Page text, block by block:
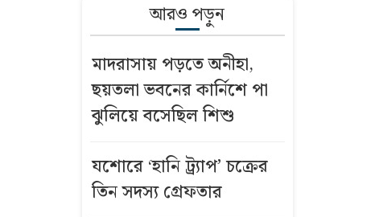
এসএসি ফল
খারাপ? যেসব
সন্দেহ হলে খাতা
চ্যালেঞ্জ করা
উচিত
মাদরাসায় পড়তে
অনীহা, ছয়তলা
ভবনের কার্নিশে
আরও পড়ুন
মাদরাসায় পড়তে অনীহা,
ছয়তলা ভবনের কার্নিশে পা
ঝুলিয়ে বসেছিল শিশু
যশোরে ‘হানি ট্র্যাপ’ চক্রের
তিন সদস্য গ্রেফতার